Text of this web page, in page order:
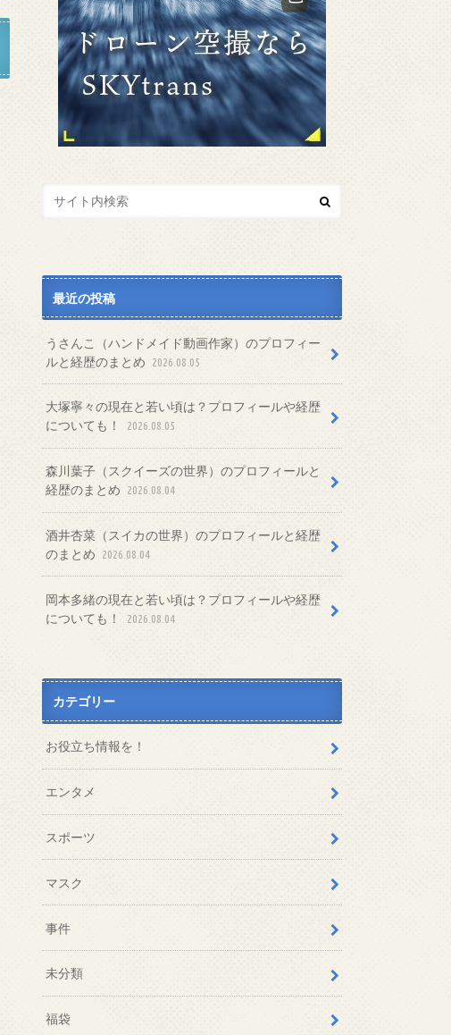
最近の投稿
うさんこ（ハンドメイド動画作家）のプロフィー
ルと経歴のまとめ
2026.08.05
大塚寧々の現在と若い頃は？プロフィールや経歴
についても！
2026.08.05
森川葉子（スクイーズの世界）のプロフィールと
経歴のまとめ
2026.08.04
酒井杏菜（スイカの世界）のプロフィールと経歴
のまとめ
2026.08.04
岡本多緒の現在と若い頃は？プロフィールや経歴
についても！
2026.08.04
カテゴリー
お役立ち情報を！
エンタメ
スポーツ
マスク
事件
未分類
福袋